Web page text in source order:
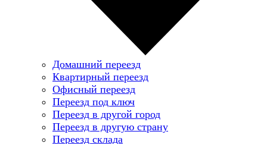
Домашний переезд
Квартирный переезд
Офисный переезд
Переезд под ключ
Переезд в другой город
Переезд в другую страну
Переезд склада